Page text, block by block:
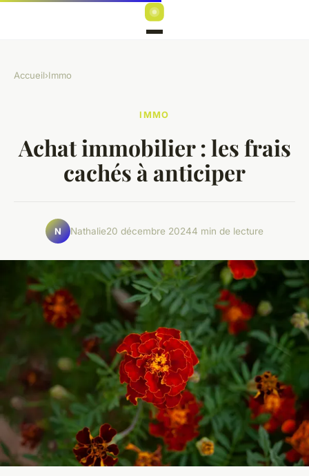
Accueil›Immo
IMMO
Achat immobilier : les frais
cachés à anticiper
N Nathalie20 décembre 20244 min de lecture